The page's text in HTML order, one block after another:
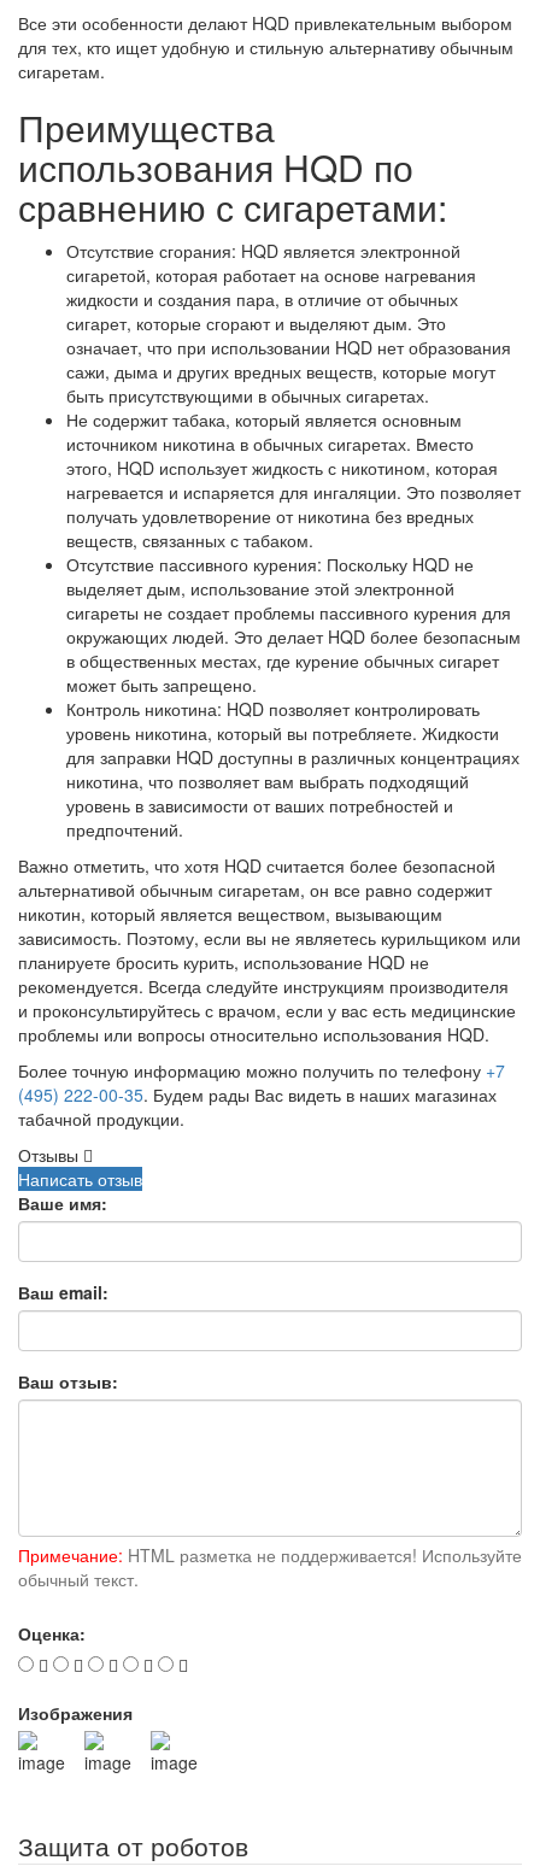
Все эти особенности делают HQD привлекательным выбором
для тех, кто ищет удобную и стильную альтернативу обычным
сигаретам.
Преимущества
использования HQD по
сравнению с сигаретами:
Отсутствие сгорания: HQD является электронной
сигаретой, которая работает на основе нагревания
жидкости и создания пара, в отличие от обычных
сигарет, которые сгорают и выделяют дым. Это
означает, что при использовании HQD нет образования
сажи, дыма и других вредных веществ, которые могут
быть присутствующими в обычных сигаретах.
Не содержит табака, который является основным
источником никотина в обычных сигаретах. Вместо
этого, HQD использует жидкость с никотином, которая
нагревается и испаряется для ингаляции. Это позволяет
получать удовлетворение от никотина без вредных
веществ, связанных с табаком.
Отсутствие пассивного курения: Поскольку HQD не
выделяет дым, использование этой электронной
сигареты не создает проблемы пассивного курения для
окружающих людей. Это делает HQD более безопасным
в общественных местах, где курение обычных сигарет
может быть запрещено.
Контроль никотина: HQD позволяет контролировать
уровень никотина, который вы потребляете. Жидкости
для заправки HQD доступны в различных концентрациях
никотина, что позволяет вам выбрать подходящий
уровень в зависимости от ваших потребностей и
предпочтений.
Важно отметить, что хотя HQD считается более безопасной
альтернативой обычным сигаретам, он все равно содержит
никотин, который является веществом, вызывающим
зависимость. Поэтому, если вы не являетесь курильщиком или
планируете бросить курить, использование HQD не
рекомендуется. Всегда следуйте инструкциям производителя
и проконсультируйтесь с врачом, если у вас есть медицинские
проблемы или вопросы относительно использования HQD.
Более точную информацию можно получить по телефону +7
(495) 222-00-35. Будем рады Вас видеть в наших магазинах
табачной продукции.
Отзывы
Написать отзыв
Ваше имя:
Ваш email:
Ваш отзыв:
Примечание: HTML разметка не поддерживается! Используйте
обычный текст.
Оценка:
Изображения
Защита от роботов